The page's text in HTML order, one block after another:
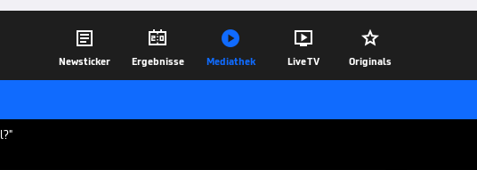

Newsticker

Ergebnisse

Mediathek

Live TV

Originals